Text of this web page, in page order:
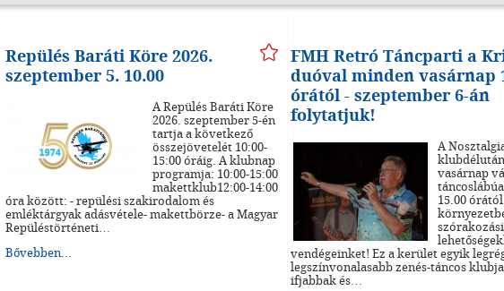
Repülés Baráti Köre 2026.
szeptember 5. 10.00
A Repülés Baráti Köre
2026. szeptember 5-én
tartja a következő
összejövetelét 10:00-
15:00 óráig. A klubnap
programja: 10:00-15:00
makettklub12:00-14:00
óra között: - repülési szakirodalom és
emléktárgyak adásvétele- makettbörze- a Magyar
Repüléstörténeti…
Bővebben...
FMH Retró Táncparti a
duóval minden vasárnap
órától - szeptember 6-án
folytatjuk!
A
vasárnap
15.00
szórakozási
vendégeinket! Ez a kerület egyik
legszínvonalasabb zenés-táncos
ifjabbak és…